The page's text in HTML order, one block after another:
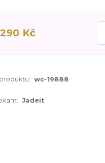
290 Kč
wc-19888
Jadeit